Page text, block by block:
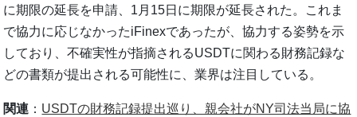
に期限の延長を申請、1月15日に期限が延長された。これま
で協力に応じなかったiFinexであったが、協力する姿勢を示
しており、不確実性が指摘されるUSDTに関わる財務記録な
どの書類が提出される可能性に、業界は注目している。
関連 ： USDTの財務記録提出巡り、親会社がNY司法当局に協